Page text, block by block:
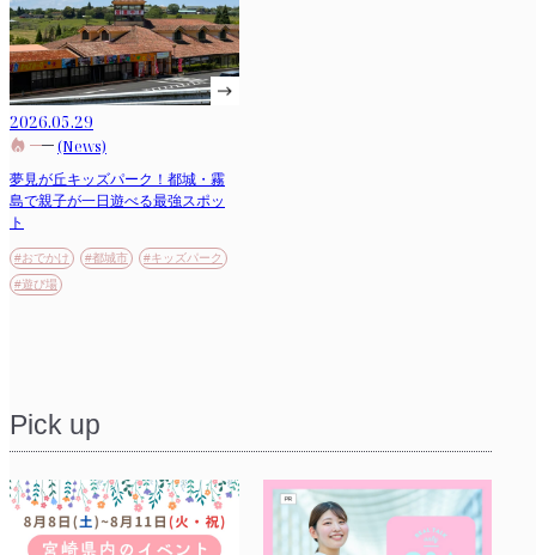
2026.05.29
(News)
夢見が丘キッズパーク！都城・霧
島で親子が一日遊べる最強スポッ
ト
#おでかけ #都城市
#キッズパーク
#遊び場
Pick up